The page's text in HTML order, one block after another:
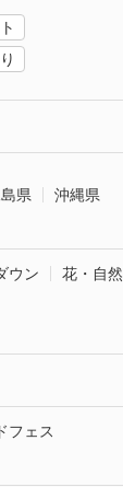
県
沖縄県
ウン
花・自然
フェス